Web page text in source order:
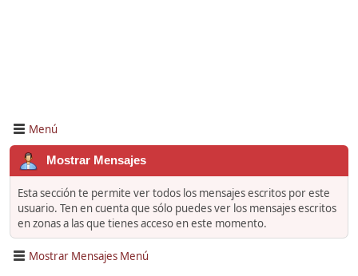
Menú
Mostrar Mensajes
Esta sección te permite ver todos los mensajes escritos por este
usuario. Ten en cuenta que sólo puedes ver los mensajes escritos
en zonas a las que tienes acceso en este momento.
Mostrar Mensajes Menú